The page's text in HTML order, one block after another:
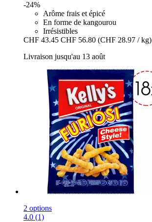
-24%
Arôme frais et épicé
En forme de kangourou
Irrésistibles
CHF 43.45 CHF 56.80 (CHF 28.97 / kg)
Livraison jusqu'au 13 août
2 options
4.0 (1)